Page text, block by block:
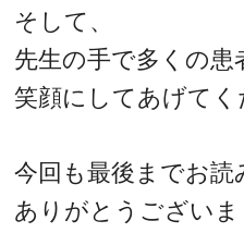
そして、
先生の手で多くの患
笑顔にしてあげてく
今回も最後までお読
ありがとうございま